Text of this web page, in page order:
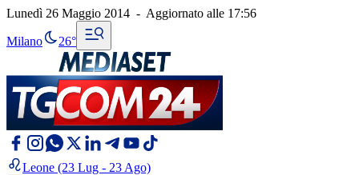
Lunedì 26 Maggio 2014 - Aggiornato alle 17:56
Milano 26°
Leone (23 Lug - 23 Ago)